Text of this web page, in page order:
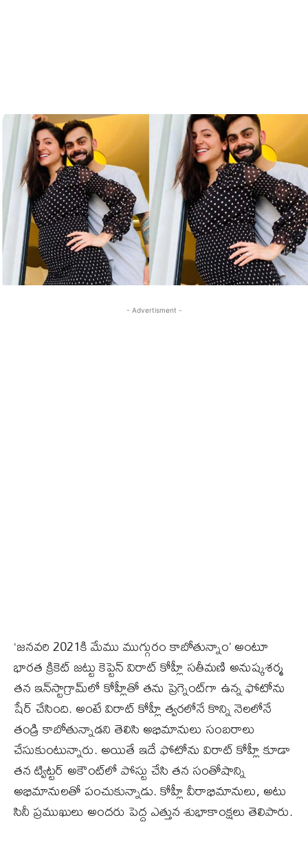
- Advertisment -
‘జనవరి 2021కి మేము ముగ్గురం కాబోతున్నాం’ అంటూ
భారత క్రికెట్‌ జట్టు కెప్టెన్‌ విరాట్‌ కోహ్లీ సతీమణి అనుష్కశర్మ
తన ఇన్‌స్టాగ్రామ్‌లో కోహ్లీతో తను ప్రెగ్నెంట్‌గా ఉన్న ఫోటోను
షేర్‌ చేసింది. అంటే విరాట్‌ కోహ్లీ త్వరలోనే కొన్ని నెలలోనే
తండ్రి కాబోతున్నాడని తెలిసి అభిమానులు సంబరాలు
చేసుకుంటున్నారు. అయితే ఇదే ఫోటోను విరాట్‌ కోహ్లీ కూడా
తన ట్విట్టర్‌ అకౌంట్‌లో పోస్టు చేసి తన సంతోషాన్ని
అభిమానులతో పంచుకున్నాడు. కోహ్లీ వీరాభిమానులు, అటు
సినీ ప్రముఖులు అందరు పెద్ద ఎత్తున శుభాకాంక్షలు తెలిపారు.